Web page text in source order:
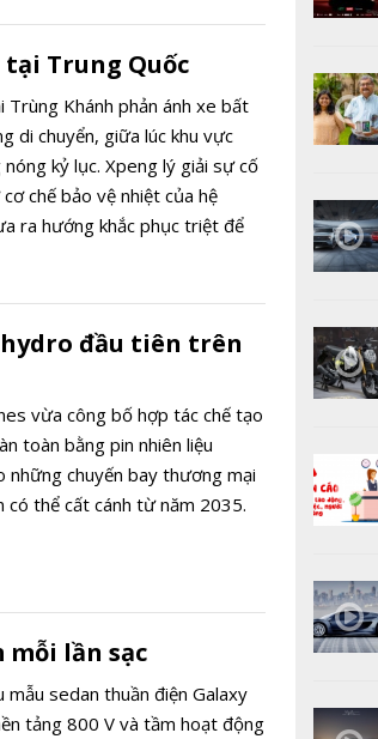
Trung Quốc
Trùng Khánh phản ánh xe bất
di chuyển, giữa lúc khu vực
kỷ lục. Xpeng lý giải sự cố
chế bảo vệ nhiệt của hệ
ra hướng khắc phục triệt để
đầu tiên trên
vừa công bố hợp tác chế tạo
toàn bằng pin nhiên liệu
những chuyến bay thương mại
có thể cất cánh từ năm 2035.
mỗi lần sạc
sedan thuần điện Galaxy
tảng 800 V và tầm hoạt động